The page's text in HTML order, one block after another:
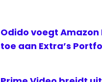
Odido voegt Amazon
toe aan Extra’s